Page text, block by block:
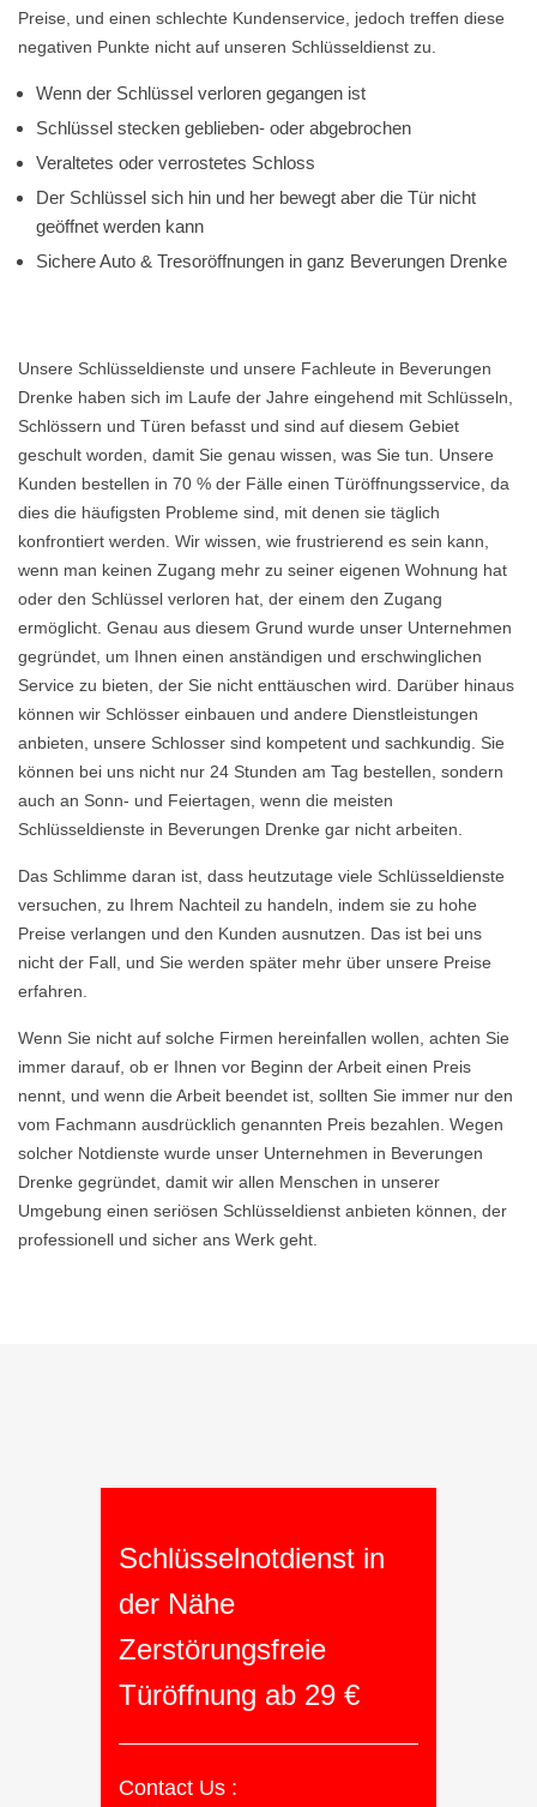
Preise, und einen schlechte Kundenservice, jedoch treffen diese
negativen Punkte nicht auf unseren Schlüsseldienst zu.
Wenn der Schlüssel verloren gegangen ist
Schlüssel stecken geblieben- oder abgebrochen
Veraltetes oder verrostetes Schloss
Der Schlüssel sich hin und her bewegt aber die Tür nicht
geöffnet werden kann
Sichere Auto & Tresoröffnungen in ganz Beverungen Drenke
Unsere Schlüsseldienste und unsere Fachleute in Beverungen
Drenke haben sich im Laufe der Jahre eingehend mit Schlüsseln,
Schlössern und Türen befasst und sind auf diesem Gebiet
geschult worden, damit Sie genau wissen, was Sie tun. Unsere
Kunden bestellen in 70 % der Fälle einen Türöffnungsservice, da
dies die häufigsten Probleme sind, mit denen sie täglich
konfrontiert werden. Wir wissen, wie frustrierend es sein kann,
wenn man keinen Zugang mehr zu seiner eigenen Wohnung hat
oder den Schlüssel verloren hat, der einem den Zugang
ermöglicht. Genau aus diesem Grund wurde unser Unternehmen
gegründet, um Ihnen einen anständigen und erschwinglichen
Service zu bieten, der Sie nicht enttäuschen wird. Darüber hinaus
können wir Schlösser einbauen und andere Dienstleistungen
anbieten, unsere Schlosser sind kompetent und sachkundig. Sie
können bei uns nicht nur 24 Stunden am Tag bestellen, sondern
auch an Sonn- und Feiertagen, wenn die meisten
Schlüsseldienste in Beverungen Drenke gar nicht arbeiten.
Das Schlimme daran ist, dass heutzutage viele Schlüsseldienste
versuchen, zu Ihrem Nachteil zu handeln, indem sie zu hohe
Preise verlangen und den Kunden ausnutzen. Das ist bei uns
nicht der Fall, und Sie werden später mehr über unsere Preise
erfahren.
Wenn Sie nicht auf solche Firmen hereinfallen wollen, achten Sie
immer darauf, ob er Ihnen vor Beginn der Arbeit einen Preis
nennt, und wenn die Arbeit beendet ist, sollten Sie immer nur den
vom Fachmann ausdrücklich genannten Preis bezahlen. Wegen
solcher Notdienste wurde unser Unternehmen in Beverungen
Drenke gegründet, damit wir allen Menschen in unserer
Umgebung einen seriösen Schlüsseldienst anbieten können, der
professionell und sicher ans Werk geht.
Schlüsselnotdienst in
der Nähe
Zerstörungsfreie
Türöffnung ab 29 €
Contact Us :